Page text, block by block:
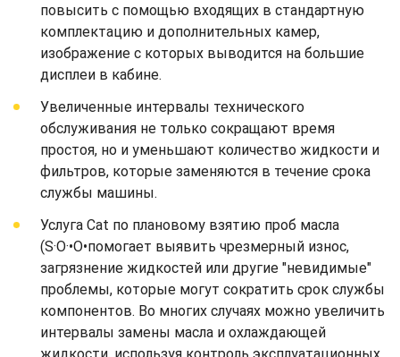
повысить с помощью входящих в стандартную
комплектацию и дополнительных камер,
изображение с которых выводится на большие
дисплеи в кабине.
Увеличенные интервалы технического
обслуживания не только сокращают время
простоя, но и уменьшают количество жидкости и
фильтров, которые заменяются в течение срока
службы машины.
Услуга Cat по плановому взятию проб масла
(S·O·•O•помогает выявить чрезмерный износ,
загрязнение жидкостей или другие "невидимые"
проблемы, которые могут сократить срок службы
компонентов. Во многих случаях можно увеличить
интервалы замены масла и охлаждающей